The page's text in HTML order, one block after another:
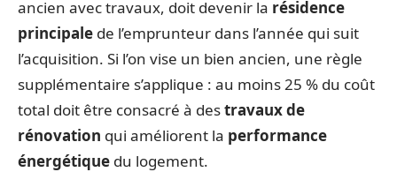
ancien avec travaux, doit devenir la résidence
principale de l’emprunteur dans l’année qui suit
l’acquisition. Si l’on vise un bien ancien, une règle
supplémentaire s’applique : au moins 25 % du coût
total doit être consacré à destravaux de
rénovation qui améliorent la performance
énergétique du logement.